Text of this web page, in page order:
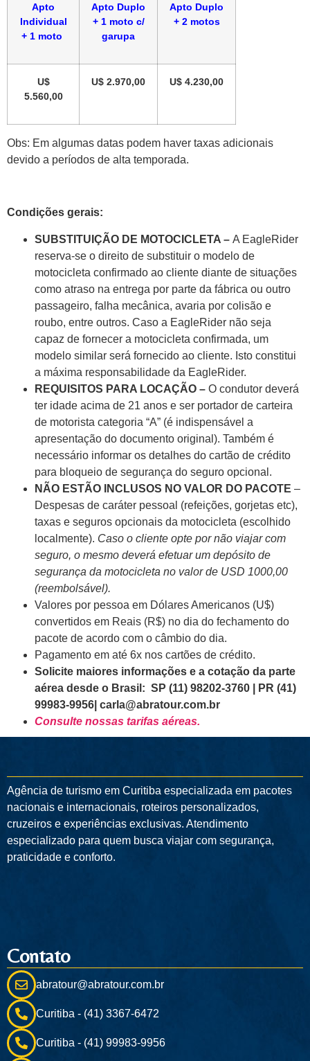
Apto
Individual
+ 1 moto
Apto Duplo
+ 1 moto c/
garupa
Apto Duplo
+ 2 motos
U$
5.560,00
U$ 2.970,00 U$ 4.230,00
Obs: Em algumas datas podem haver taxas adicionais
devido a períodos de alta temporada.
Condições gerais:
SUBSTITUIÇÃO DE MOTOCICLETA – A EagleRider
reserva-se o direito de substituir o modelo de
motocicleta confirmado ao cliente diante de situações
como atraso na entrega por parte da fábrica ou outro
passageiro, falha mecânica, avaria por colisão e
roubo, entre outros. Caso a EagleRider não seja
capaz de fornecer a motocicleta confirmada, um
modelo similar será fornecido ao cliente. Isto constitui
a máxima responsabilidade da EagleRider.
REQUISITOS PARA LOCAÇÃO – O condutor deverá
ter idade acima de 21 anos e ser portador de carteira
de motorista categoria “A” (é indispensável a
apresentação do documento original). Também é
necessário informar os detalhes do cartão de crédito
para bloqueio de segurança do seguro opcional.
NÃO ESTÃO INCLUSOS NO VALOR DO PACOTE –
Despesas de caráter pessoal (refeições, gorjetas etc),
taxas e seguros opcionais da motocicleta (escolhido
localmente). Caso o cliente opte por não viajar com
seguro, o mesmo deverá efetuar um depósito de
segurança da motocicleta no valor de USD 1000,00
(reembolsável).
Valores por pessoa em Dólares Americanos (U$)
convertidos em Reais (R$) no dia do fechamento do
pacote de acordo com o câmbio do dia.
Pagamento em até 6x nos cartões de crédito.
Solicite maiores informações e a cotação da parte
aérea desde o Brasil: SP (11) 98202-3760 | PR (41)
99983-9956| carla@abratour.com.br
Consulte nossas tarifas aéreas.
Agência de turismo em Curitiba especializada em pacotes
nacionais e internacionais, roteiros personalizados,
cruzeiros e experiências exclusivas. Atendimento
especializado para quem busca viajar com segurança,
praticidade e conforto.
Contato
abratour@abratour.com.br
Curitiba - (41) 3367-6472
Curitiba - (41) 99983-9956